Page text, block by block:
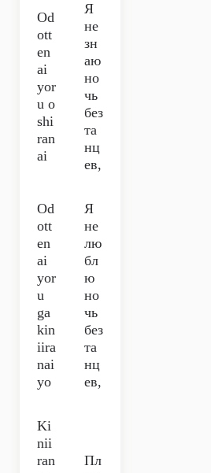
Od
ott
en
ai
yor
u o
shi
ran
ai
Я
не
зн
аю
но
чь
без
та
нц
ев,
Od
ott
en
ai
yor
u
ga
kin
iira
nai
yo
Я
не
лю
бл
ю
но
чь
без
та
нц
ев,
Ki
nii
ran
Пл